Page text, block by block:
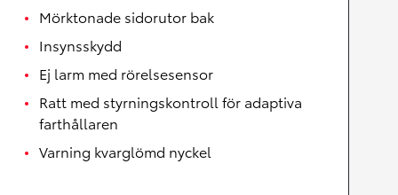
Mörktonade sidorutor bak
Insynsskydd
Ej larm med rörelsesensor
Ratt med styrningskontroll för adaptiva
farthållaren
Varning kvarglömd nyckel